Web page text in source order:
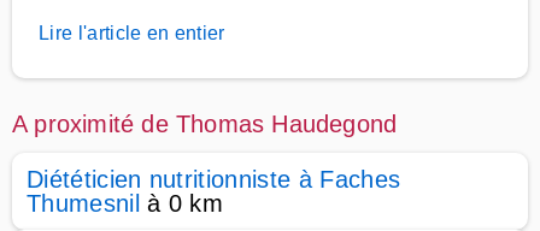
Lire l'article en entier
A proximité de Thomas Haudegond
Diététicien nutritionniste à Faches
Thumesnil à 0 km